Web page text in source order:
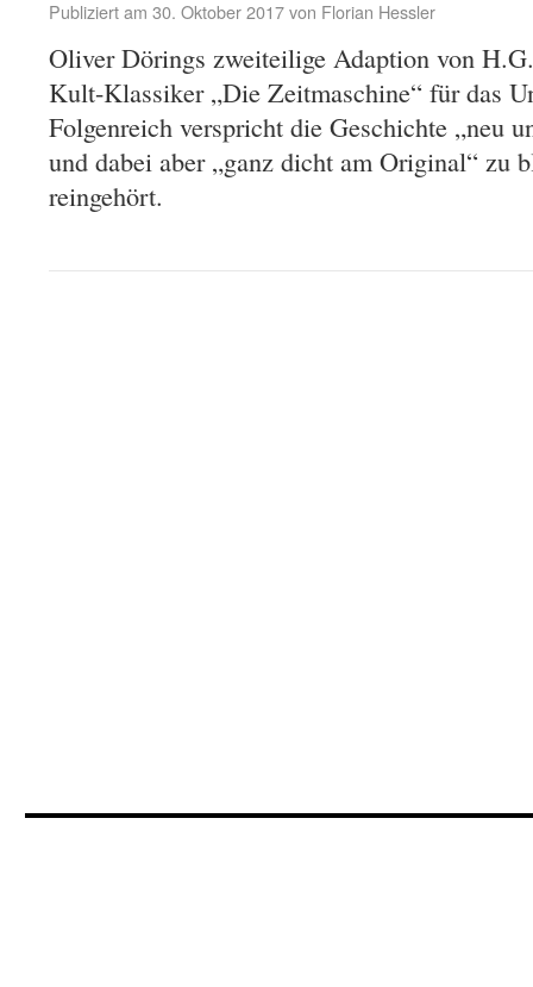
Publiziert am 30. Oktober 2017von Florian Hessler
Oliver Dörings zweiteilige Adaption von
Kult-Klassiker „Die Zeitmaschine“ für das
Folgenreich verspricht die Geschichte „neu
und dabei aber „ganz dicht am Original“ zu
reingehört.